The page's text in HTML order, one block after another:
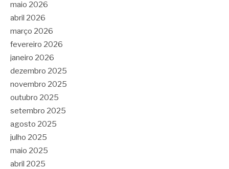
maio 2026
abril 2026
março 2026
fevereiro 2026
janeiro 2026
dezembro 2025
novembro 2025
outubro 2025
setembro 2025
agosto 2025
julho 2025
maio 2025
abril 2025